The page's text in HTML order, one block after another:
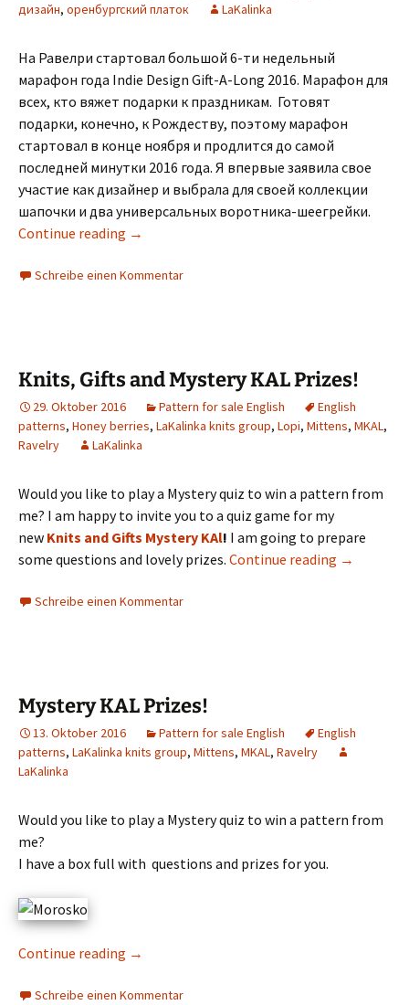
дизайн, оренбургский платок LaKalinka
На Равелри стартовал большой 6-ти недельный
марафон года Indie Design Gift-A-Long 2016. Марафон для
всех, кто вяжет подарки к праздникам. Готовят
подарки, конечно, к Рождеству, поэтому марафон
стартовал в конце ноября и продлится до самой
последней минутки 2016 года. Я впервые заявила свое
участие как дизайнер и выбрала для своей коллекции
шапочки и два универсальных воротника-шеегрейки.
Continue reading →
Schreibe einen Kommentar
Knits, Gifts and Mystery KAL Prizes!
29. Oktober 2016 Pattern for sale English
English
patterns, Honey berries, LaKalinka knits group, Lopi, Mittens, MKAL,
Ravelry
LaKalinka
Would you like to play a Mystery quiz to win a pattern from
me? I am happy to invite you to a quiz game for my
new Knits and Gifts Mystery KAl! I am going to prepare
some questions and lovely prizes. Continue reading →
Schreibe einen Kommentar
Mystery KAL Prizes!
13. Oktober 2016 Pattern for sale English
English
patterns, LaKalinka knits group, Mittens, MKAL, Ravelry
LaKalinka
Would you like to play a Mystery quiz to win a pattern from
me?
I have a box full with questions and prizes for you.
Continue reading →
Schreibe einen Kommentar